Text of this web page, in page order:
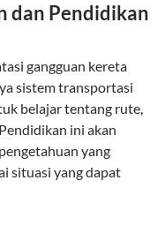
dan Pendidikan
gangguan kereta
sistem transportasi
belajar tentang rute,
ini akan
yang
situasi yang dapat